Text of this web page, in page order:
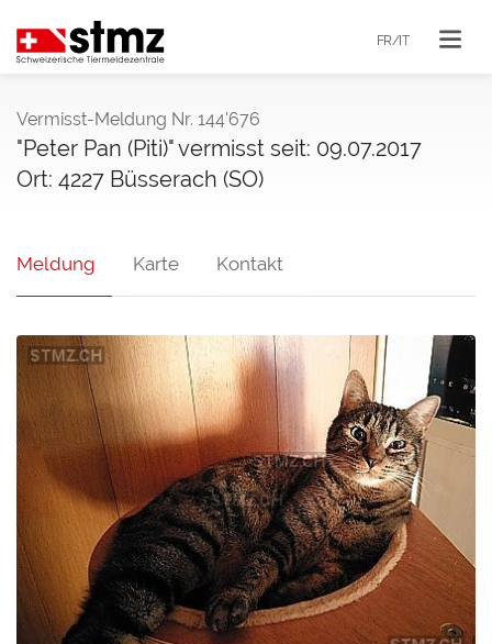
FR/IT
Vermisst-Meldung Nr. 144'676
"Peter Pan (Piti)" vermisst seit: 09.07.2017
Ort: 4227 Büsserach (SO)
Meldung Karte Kontakt